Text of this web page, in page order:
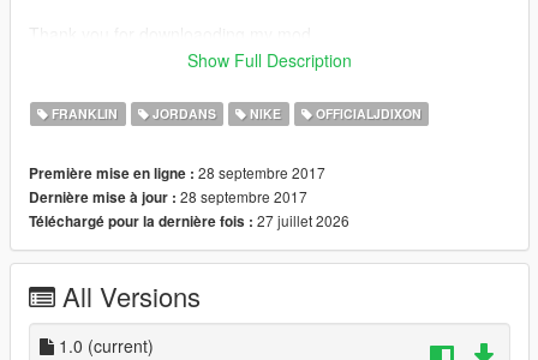
CONTENT FOR MY SUBSCRIBERS.
Show Full Description
FRANKLIN JORDANS NIKE OFFICIALJDIXON
Première mise en ligne : 28 septembre 2017
Dernière mise à jour : 28 septembre 2017
Téléchargé pour la dernière fois : 27 juillet 2026
All Versions
1.0 (current)